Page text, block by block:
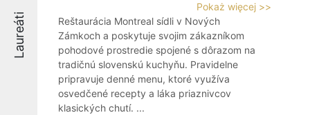
Laureáti
Pokaż więcej >>
Reštaurácia Montreal sídli v Nových
Zámkoch a poskytuje svojim zákazníkom
pohodové prostredie spojené s dôrazom na
tradičnú slovenskú kuchyňu. Pravidelne
pripravuje denné menu, ktoré využíva
osvedčené recepty a láka priaznivcov
klasických chutí. ...